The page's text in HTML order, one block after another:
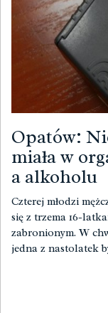
Opatów:
miała w
a alkoholu
Czterej młodzi
się z trzema 16-
zabronionym. W
jedna z nastolatek